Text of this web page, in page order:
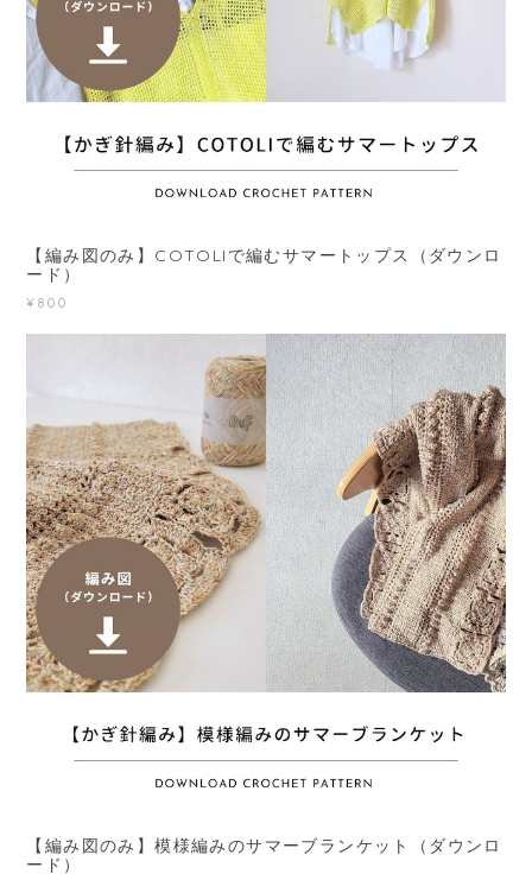
【編み図のみ】COTOLIで編むサマートップス（ダウンロ
ード）
¥800
【編み図のみ】模様編みのサマーブランケット（ダウンロ
ード）